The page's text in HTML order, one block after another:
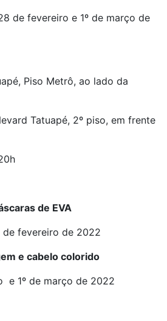
de fevereiro e 1º de março de
Piso Metrô, ao lado da
Tatuapé, 2º piso, em frente
de EVA
de fevereiro de 2022
e cabelo colorido
e 1º de março de 2022